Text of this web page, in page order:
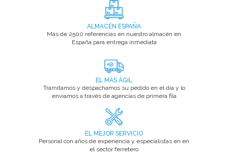
ALMACÉN ESPAÑA
Más de 2500 referencias en nuestro almacén en
España para entrega inmediata
EL MÁS ÁGIL
Tramitamos y despachamos su pedido en el día y lo
enviamos a través de agencias de primera fila
EL MEJOR SERVICIO
Personal con años de experiencia y especialistas en en
el sector ferretero